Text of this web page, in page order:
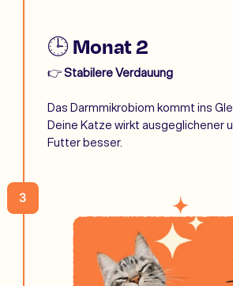
🕒 Monat 2
👉Stabilere Verdauung
Das Darmmikrobiom kommt ins
Deine Katze wirkt ausgeglichener
Futter besser.
3